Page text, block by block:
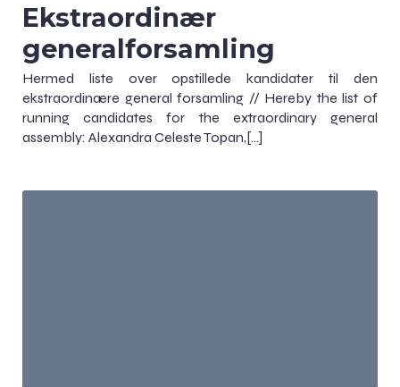
Ekstraordinær
generalforsamling
Hermed liste over opstillede kandidater til den
ekstraordinære general forsamling // Hereby the list of
running candidates for the extraordinary general
assembly: Alexandra Celeste Topan,[…]